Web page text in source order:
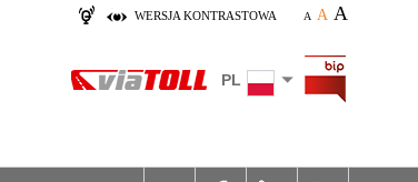
WERSJA KONTRASTOWA A A A
PL